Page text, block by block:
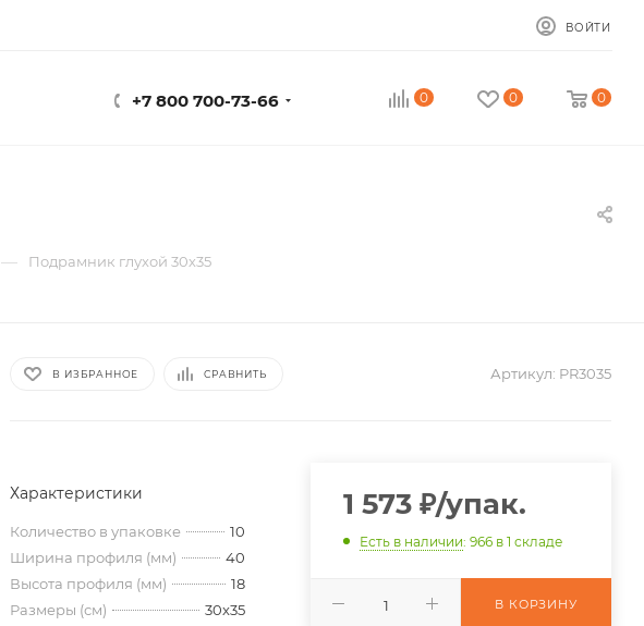
ВОЙТИ
+7 800 700-73-66 0 0 0
— Подрамник глухой 30х35
В ИЗБРАННОЕ СРАВНИТЬ Артикул: PR3035
Характеристики
Количество в упаковке
10
Ширина профиля (мм)
40
Высота профиля (мм)
18
Размеры (см)
30x35
1 573 ₽/упак.
Есть в наличии: 966 в 1 складе
В КОРЗИНУ